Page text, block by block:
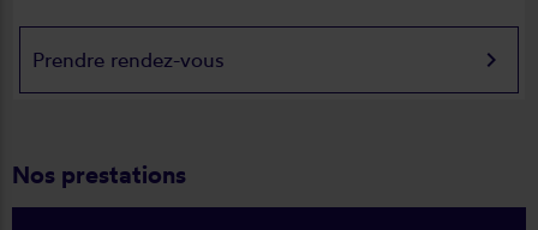
Prendre rendez-vous keyboard_arrow_right
Nos prestations